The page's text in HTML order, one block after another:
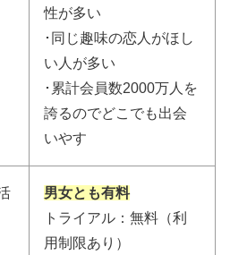
性が多い
･同じ趣味の恋人がほし
い人が多い
･累計会員数2000万人を
誇るのでどこでも出会
いやす
男女とも有料
トライアル：無料（利
用制限あり）